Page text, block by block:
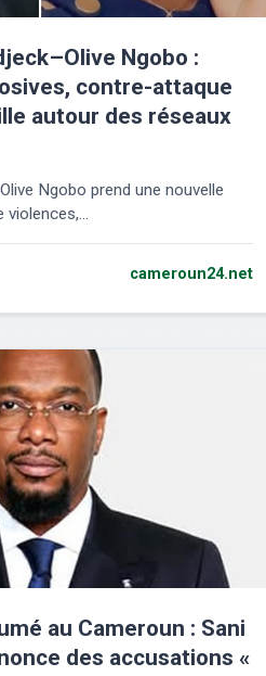
Ngobo :
contre-attaque
autour des réseaux
Ngobo prend une nouvelle
cameroun24.net
au Cameroun : Sani
des accusations «